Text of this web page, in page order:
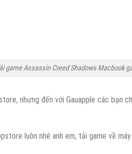
game Assassin Creed Shadows Macbook
nhưng đến với Gauapple các bạn
luôn nhé anh em, tải game về máy